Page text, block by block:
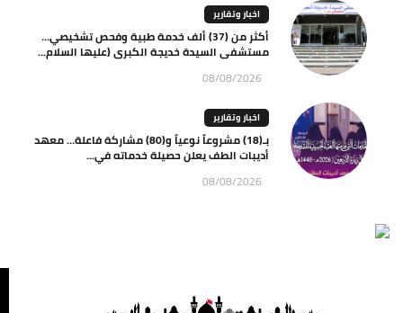
اخبار وتقارير
أكثر من (37) ألف خدمة طبية وفحص تشخيصي…
مستشفى السيدة خديجة الكبرى (عليها السلام...
08/08/2026
اخبار وتقارير
بـ(18) مشروعاً نوعياً و(80) مشاركة فاعلة… معهد
أديبات الطف يعلن حصيلة خدماته في...
08/08/2026